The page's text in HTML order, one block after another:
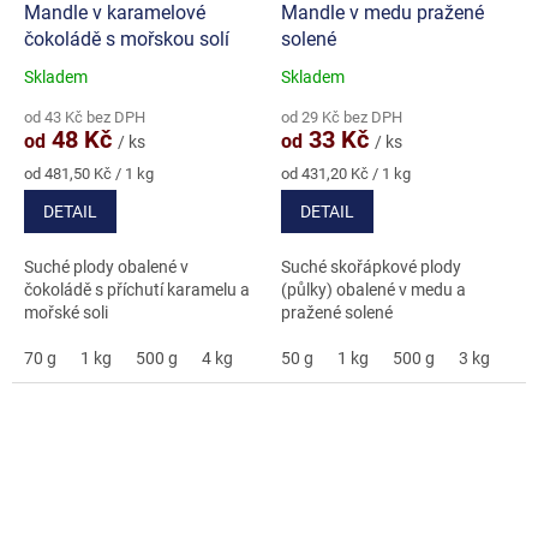
Mandle v karamelové
čokoládě s mořskou solí
Průměrné
produktu
je
5,0
z
Skladem
od 43 Kč bez DPH
od 48 Kč / ks
Měrná
cena:
od 481,50 Kč / 1 kg
DETAIL
Suché plody obalené v
čokoládě s příchutí karamelu a
mořské soli
70 g 1 kg 500 g 4 kg
Mandle v medu pražené
solené
Průměrné
produktu
je
5,0
z
Skladem
od 29 Kč bez DPH
od 33 Kč / ks
Měrná
cena:
od 431,20 Kč / 1 kg
DETAIL
Suché skořápkové plody
(půlky) obalené v medu a
pražené solené
50 g 1 kg 500 g 3 kg